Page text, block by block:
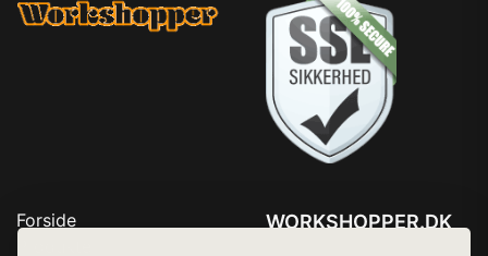
Forside
WORKSHOPPER.DK